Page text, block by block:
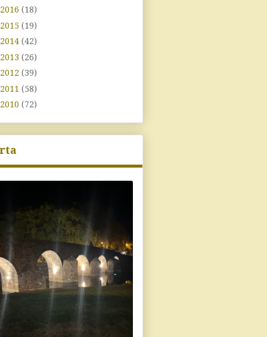
2016 (18)
2015 (19)
2014 (42)
2013 (26)
2012 (39)
2011 (58)
2010 (72)